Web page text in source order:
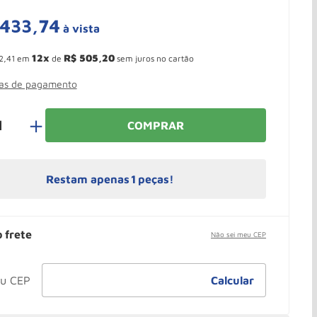
433,74 à vista
41 em 12 de R$ 505,20sem juros no cartão
de pagamento
＋ COMPRAR
Restam apenas 1 peças!
frete Não sei meu CEP